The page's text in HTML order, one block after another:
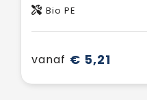
Bio PE
vanaf € 5,21